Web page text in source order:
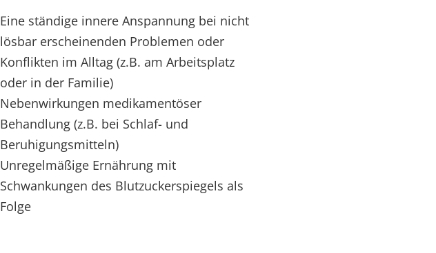
Eine ständige innere Anspannung bei nicht
lösbar erscheinenden Problemen oder
Konflikten im Alltag (z.B. am Arbeitsplatz
oder in der Familie)
Nebenwirkungen medikamentöser
Behandlung (z.B. bei Schlaf- und
Beruhigungsmitteln)
Unregelmäßige Ernährung mit
Schwankungen des Blutzuckerspiegels als
Folge